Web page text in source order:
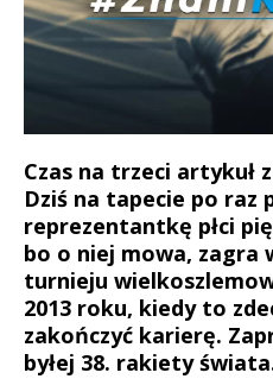
Czas na trzeci artykuł
Dziś na tapecie po raz
reprezentantkę płci
bo o niej mowa, zagra
turnieju
2013 roku, kiedy to
zakończyć karierę.
byłej 38. rakiety